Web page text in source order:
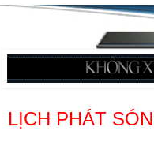
LỊCH PHÁT